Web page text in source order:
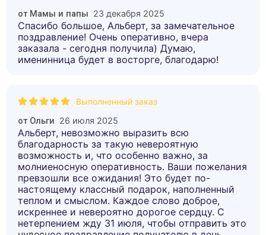
от Мамы и папы 23 декабря 2025
Спасибо большое, Альберт, за замечательное
поздравление! Очень оперативно, вчера
заказала - сегодня получила) Думаю,
именинница будет в восторге, благодарю!
Выполненный заказ
от Ольги 26 июля 2025
Альберт, невозможно выразить всю
благодарность за такую невероятную
возможность и, что особенно важно, за
молниеносную оперативность. Ваши пожелания
превзошли все ожидания! Это будет по-
настоящему классный подарок, наполненный
теплом и смыслом. Каждое слово доброе,
искреннее и невероятно дорогое сердцу. С
нетерпением жду 31 июля, чтобы отправить это